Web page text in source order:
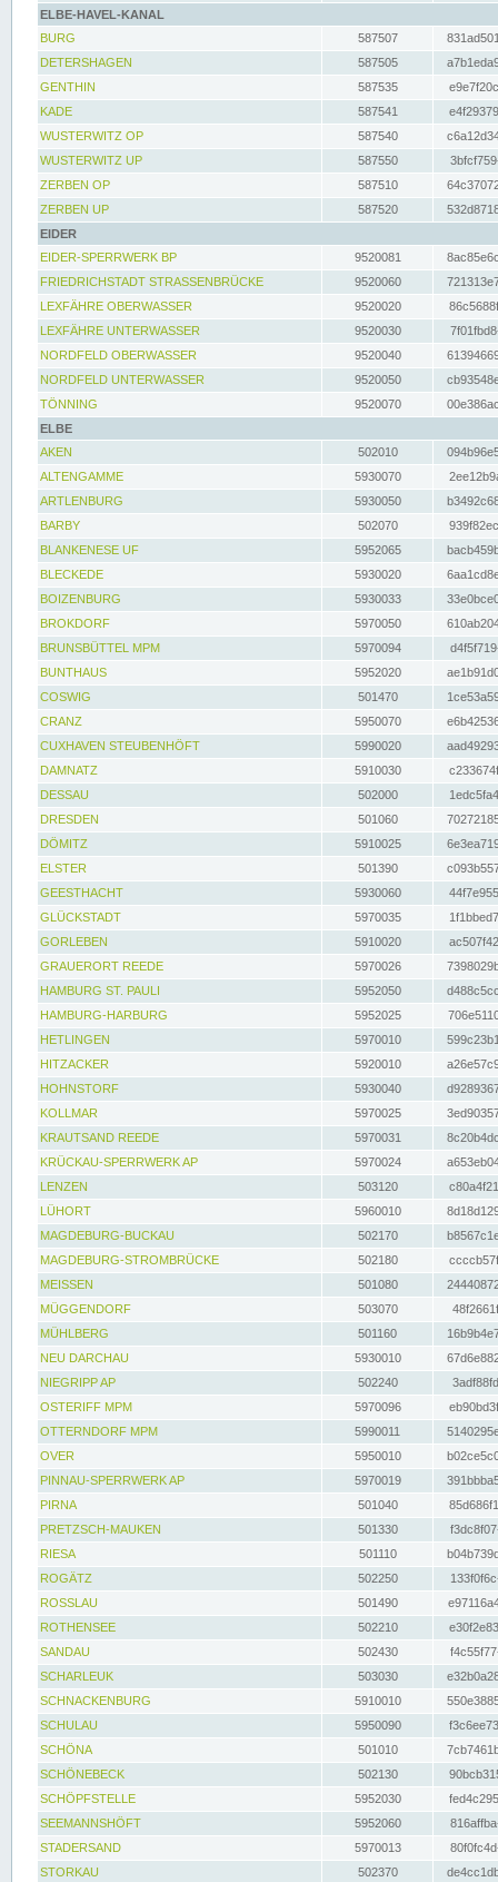
ELBE-HAVEL-KANAL
BURG
587507
DETERSHAGEN
587505
GENTHIN
587535
KADE
587541
WUSTERWITZ OP
587540
WUSTERWITZ UP
587550
ZERBEN OP
587510
ZERBEN UP
587520
EIDER
EIDER-SPERRWERK BP
9520081
FRIEDRICHSTADT STRASSENBRÜCKE
9520060
LEXFÄHRE OBERWASSER
9520020
LEXFÄHRE UNTERWASSER
9520030
NORDFELD OBERWASSER
9520040
NORDFELD UNTERWASSER
9520050
TÖNNING
9520070
ELBE
AKEN
502010
ALTENGAMME
5930070
ARTLENBURG
5930050
BARBY
502070
BLANKENESE UF
5952065
BLECKEDE
5930020
BOIZENBURG
5930033
BROKDORF
5970050
BRUNSBÜTTEL MPM
5970094
BUNTHAUS
5952020
COSWIG
501470
CRANZ
5950070
CUXHAVEN STEUBENHÖFT
5990020
DAMNATZ
5910030
DESSAU
502000
DRESDEN
501060
DÖMITZ
5910025
ELSTER
501390
GEESTHACHT
5930060
GLÜCKSTADT
5970035
GORLEBEN
5910020
GRAUERORT REEDE
5970026
HAMBURG ST. PAULI
5952050
HAMBURG-HARBURG
5952025
HETLINGEN
5970010
HITZACKER
5920010
HOHNSTORF
5930040
KOLLMAR
5970025
KRAUTSAND REEDE
5970031
KRÜCKAU-SPERRWERK AP
5970024
LENZEN
503120
LÜHORT
5960010
MAGDEBURG-BUCKAU
502170
MAGDEBURG-STROMBRÜCKE
502180
MEISSEN
501080
MÜGGENDORF
503070
MÜHLBERG
501160
NEU DARCHAU
5930010
NIEGRIPP AP
502240
OSTERIFF MPM
5970096
OTTERNDORF MPM
5990011
OVER
5950010
PINNAU-SPERRWERK AP
5970019
PIRNA
501040
PRETZSCH-MAUKEN
501330
RIESA
501110
ROGÄTZ
502250
ROSSLAU
501490
ROTHENSEE
502210
SANDAU
502430
SCHARLEUK
503030
SCHNACKENBURG
5910010
SCHULAU
5950090
SCHÖNA
501010
SCHÖNEBECK
502130
SCHÖPFSTELLE
5952030
SEEMANNSHÖFT
5952060
STADERSAND
5970013
STORKAU
502370